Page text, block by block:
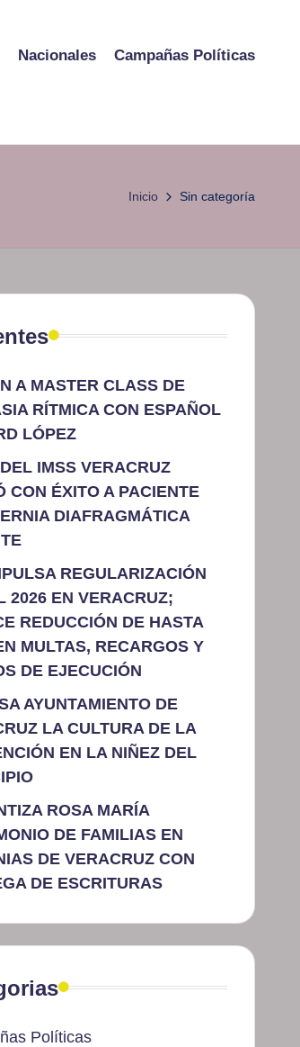
Nacionales Campañas Políticas
Inicio Sin categoría
A MASTER CLASS DE
RÍTMICA CON ESPAÑOL
LÓPEZ
IMSS VERACRUZ
CON ÉXITO A PACIENTE
DIAFRAGMÁTICA
REGULARIZACIÓN
2026 EN VERACRUZ;
REDUCCIÓN DE HASTA
MULTAS, RECARGOS Y
DE EJECUCIÓN
AYUNTAMIENTO DE
LA CULTURA DE LA
EN LA NIÑEZ DEL
ROSA MARÍA
DE FAMILIAS EN
DE VERACRUZ CON
DE ESCRITURAS
Políticas